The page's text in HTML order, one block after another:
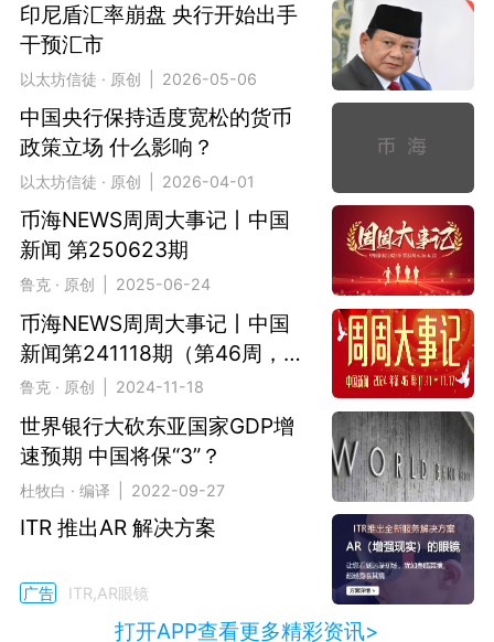
印尼盾汇率崩盘 央行开始出手
干预汇市
以太坊信徒 · 原创 | 2026-05-06
中国央行保持适度宽松的货币
政策立场 什么影响？
以太坊信徒 · 原创 | 2026-04-01
币海NEWS周周大事记丨中国
新闻 第250623期
鲁克 · 原创 | 2025-06-24
币海NEWS周周大事记丨中国
新闻第241118期（第46周，
2024.11.11-2024.11.17）
鲁克 · 原创 | 2024-11-18
世界银行大砍东亚国家GDP增
速预期 中国将保“3”？
杜牧白 · 编译 | 2022-09-27
ITR 推出AR 解决方案
广告 ITR,AR眼镜
打开APP查看更多精彩资讯>